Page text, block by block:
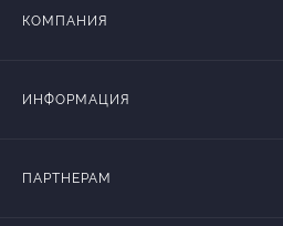
КОМПАНИЯ
ИНФОРМАЦИЯ
ПАРТНЕРАМ